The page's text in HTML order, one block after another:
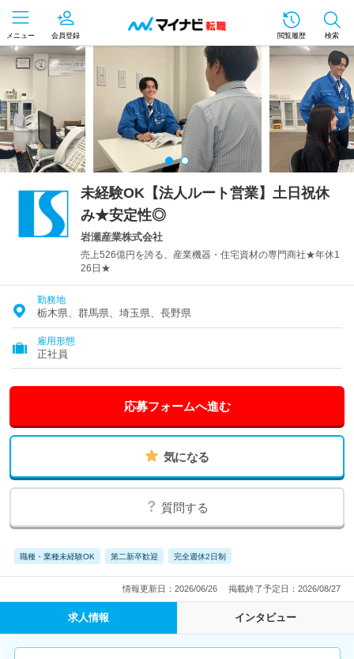
メニュー 会員登録 閲覧履歴 検索
未経験OK【法人ルート営業】土日祝休
み★安定性◎
岩瀬産業株式会社
売上526億円を誇る、産業機器・住宅資材の専門商社★年休1
26日★
勤務地
栃木県、群馬県、埼玉県、長野県
雇用形態
正社員
応募フォームへ進む
気になる
質問する
職種・業種未経験OK 第二新卒歓迎 完全週休2日制
情報更新日：2026/06/26 掲載終了予定日：2026/08/27
求人情報 インタビュー